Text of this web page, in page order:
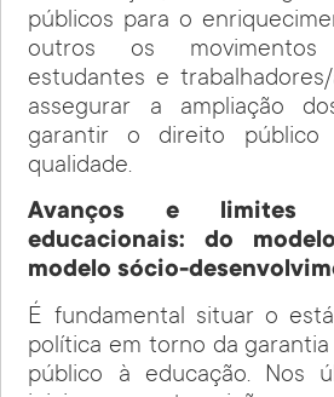
públicos para o
outros os movimentos
estudantes e
assegurar a ampliação
garantir o direito público
qualidade.
Avanços e limites
educacionais: do
modelo sócio-
É fundamental situar o
política em torno da
público à educação. Nos